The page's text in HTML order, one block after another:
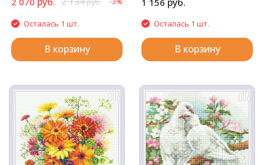
Осталась 1 шт.
В корзину
Осталась 1 шт.
В корзину